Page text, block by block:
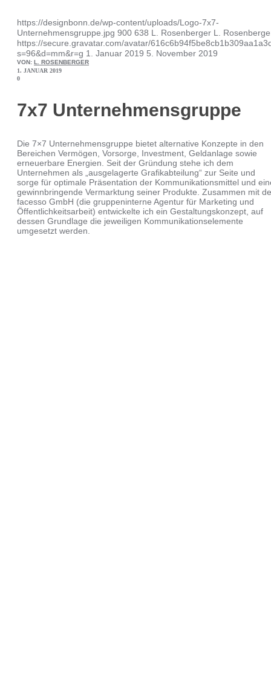
https://designbonn.de/wp-content/uploads/Logo-7x7-
Unternehmensgruppe.jpg 900 638 L. Rosenberger L.
https://secure.gravatar.com/avatar/
s=96&d=mm&r=g 1. Januar 2019 5. November 2019
VON: L. ROSENBERGER
1. JANUAR 2019
0
7x7 Unternehmensgruppe
Die 7×7 Unternehmensgruppe bietet alternative Konzepte in den
Bereichen Vermögen, Vorsorge, Investment, Geldanlage sowie
erneuerbare Energien. Seit der Gründung stehe ich dem
Unternehmen als „ausgelagerte Grafikabteilung“ zur Seite und
sorge für optimale Präsentation der Kommunikationsmittel und
gewinnbringende Vermarktung seiner Produkte. Zusammen mit
facesso GmbH (die gruppeninterne Agentur für Marketing und
Öffentlichkeitsarbeit) entwickelte ich ein Gestaltungskonzept, auf
dessen Grundlage die jeweiligen Kommunikationselemente
umgesetzt werden.